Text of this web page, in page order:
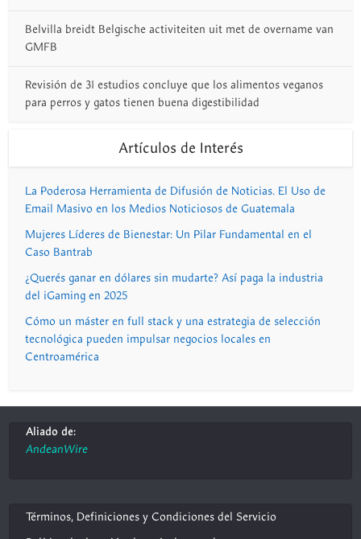
Belvilla breidt Belgische activiteiten uit met de overname van
GMFB
Revisión de 31 estudios concluye que los alimentos veganos
para perros y gatos tienen buena digestibilidad
Artículos de Interés
La Poderosa Herramienta de Difusión de Noticias. El Uso de
Email Masivo en los Medios Noticiosos de Guatemala
Mujeres Líderes de Bienestar: Un Pilar Fundamental en el
Caso Bantrab
¿Querés ganar en dólares sin mudarte? Así paga la industria
del iGaming en 2025
Cómo un máster en full stack y una estrategia de selección
tecnológica pueden impulsar negocios locales en
Centroamérica
Aliado de:
AndeanWire
Términos, Definiciones y Condiciones del Servicio